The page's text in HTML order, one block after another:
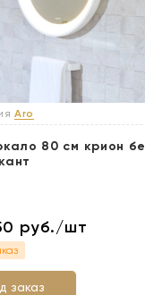
Aro
80 см крион
руб./шт
заказ